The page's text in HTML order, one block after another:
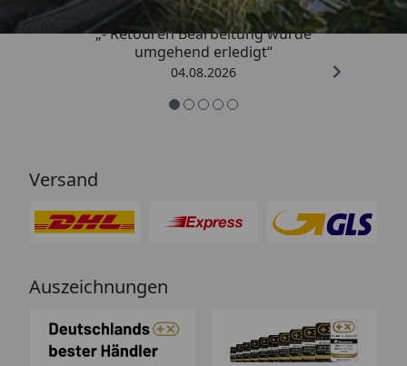
„- Retouren Bearbeitung wurde
umgehend erledigt“
04.08.2026
Versand
Auszeichnungen